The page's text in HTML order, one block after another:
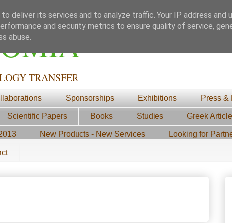
TRANSFER
Sponsorships Exhibitions Press &
Scientific Papers Books Studies Greek
New Products - New Services Looking for
deliver its services and to analyze traffic. Your IP address and
and security metrics to ensure quality of service,
abuse.